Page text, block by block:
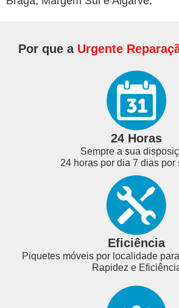
Por que a Urgente
24 Horas
Sempre a sua
24 horas por dia 7 dias por
Eficiência
Piquetes móveis por localidade
Rapidez e